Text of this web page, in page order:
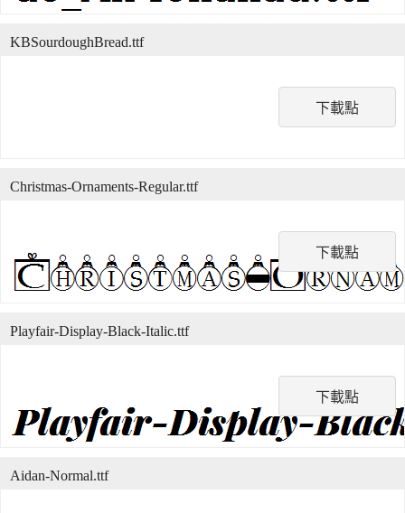
下載點
KBSourdoughBread.ttf
下載點
Christmas-Ornaments-Regular.ttf
下載點
Playfair-Display-Black-Italic.ttf
Aidan-Normal.ttf